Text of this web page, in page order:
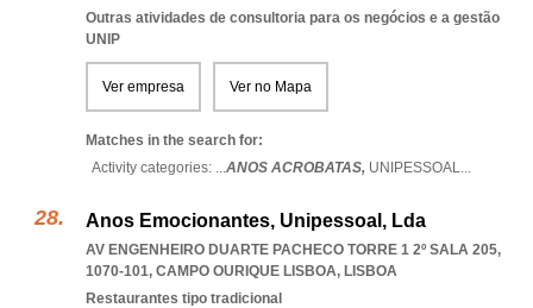
Outras atividades de consultoria para os negócios e a gestão
UNIP
Ver empresa Ver no Mapa
Matches in the search for:
Activity categories: ...ANOS ACROBATAS, UNIPESSOAL...
Anos Emocionantes, Unipessoal, Lda
AV ENGENHEIRO DUARTE PACHECO TORRE 1 2º SALA 205,
1070-101, CAMPO OURIQUE LISBOA, LISBOA
Restaurantes tipo tradicional